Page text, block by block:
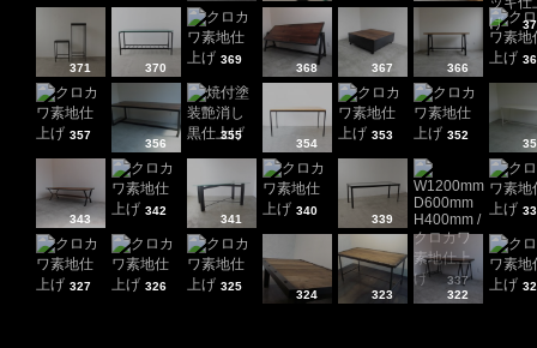
371 370
369
368 367 366
357
356
355
354
353 352
343
342
341
340
339
337
327 326 325
324 323 322